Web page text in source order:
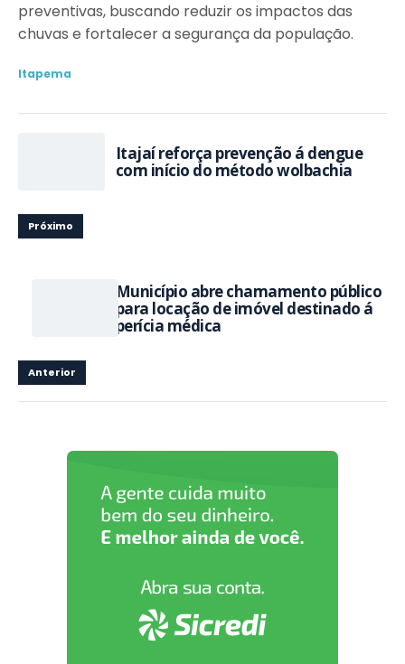
preventivas, buscando reduzir os impactos das
chuvas e fortalecer a segurança da população.
Itapema
Itajaí reforça prevenção á dengue
com início do método wolbachia
Próximo
Município abre chamamento público
para locação de imóvel destinado á
perícia médica
Anterior